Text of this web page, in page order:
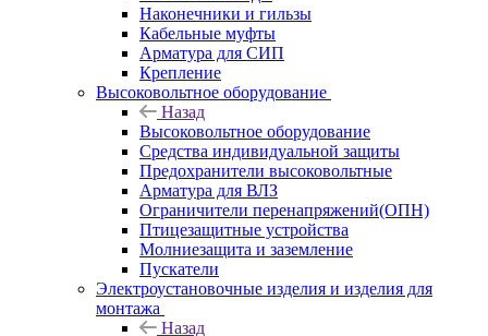
Наконечники и гильзы
Кабельные муфты
Арматура для СИП
Крепление
Высоковольтное оборудование
Назад
Высоковольтное оборудование
Средства индивидуальной защиты
Предохранители высоковольтные
Арматура для ВЛЗ
Ограничители перенапряжений(ОПН)
Птицезащитные устройства
Молниезащита и заземление
Пускатели
Электроустановочные изделия и изделия для
монтажа
Назад